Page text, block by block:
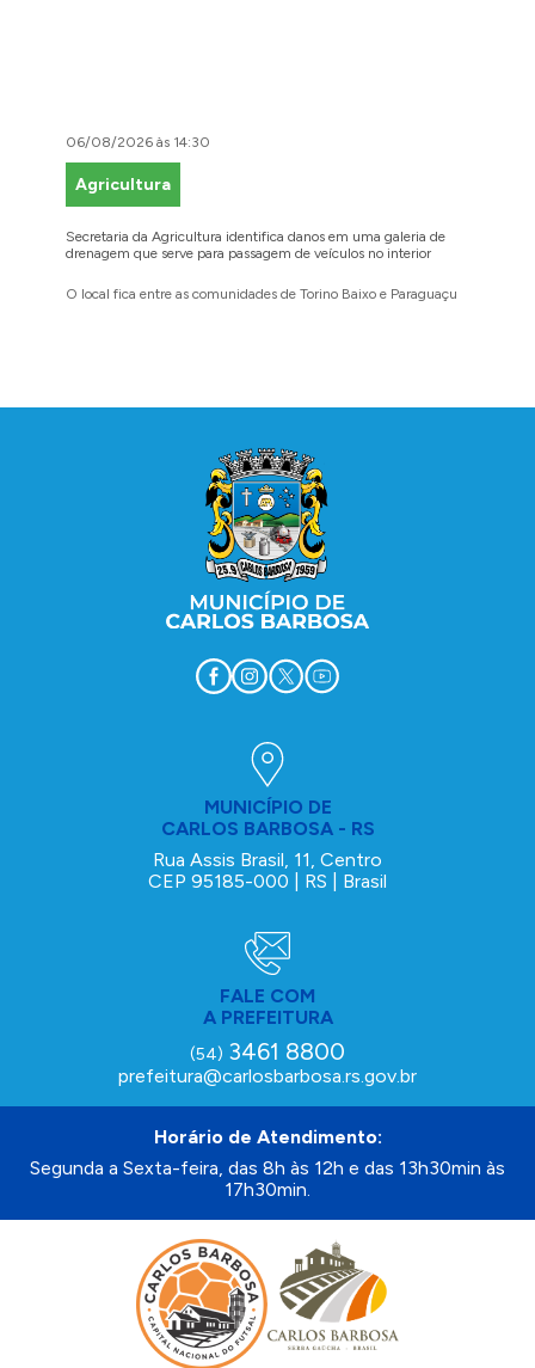
06/08/2026 às 14:30
Agricultura
Secretaria da Agricultura identifica danos em uma galeria de
drenagem que serve para passagem de veículos no interior
O local fica entre as comunidades de Torino Baixo e Paraguaçu
MUNICÍPIO DE
CARLOS BARBOSA - RS
Rua Assis Brasil, 11, Centro
CEP 95185-000 | RS | Brasil
FALE COM
A PREFEITURA
(54) 3461 8800
prefeitura@carlosbarbosa.rs.gov.br
Horário de Atendimento:
Segunda a Sexta-feira, das 8h às 12h e das 13h30min às
17h30min.